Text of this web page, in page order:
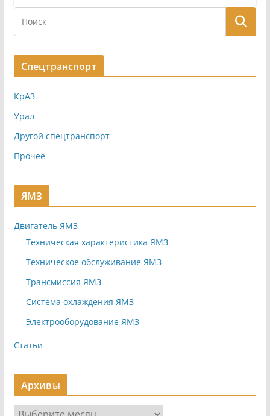
Спецтранспорт
КрАЗ
Урал
Другой спецтранспорт
Прочее
ЯМЗ
Двигатель ЯМЗ
Техническая характеристика ЯМЗ
Техническое обслуживание ЯМЗ
Трансмиссия ЯМЗ
Система охлаждения ЯМЗ
Электрооборудование ЯМЗ
Статьи
Архивы